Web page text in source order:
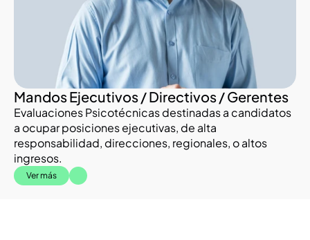
Mandos Ejecutivos / Directivos / Gerentes
Evaluaciones Psicotécnicas destinadas a candidatos
a ocupar posiciones ejecutivas, de alta
responsabilidad, direcciones, regionales, o altos
ingresos.
Ver más